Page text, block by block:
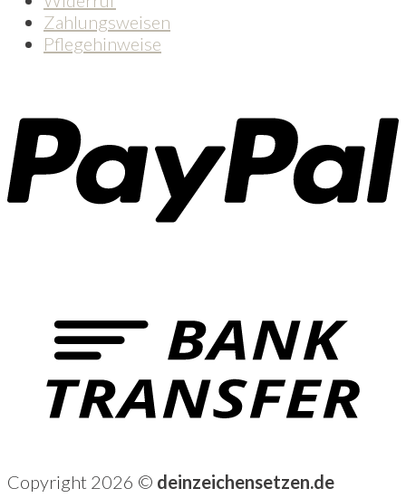
Zahlungsweisen
Pflegehinweise
Copyright 2026 © deinzeichensetzen.de